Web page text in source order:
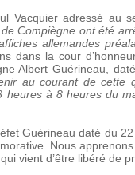
Vacquier adressé au
Compiègne ont été
allemandes
dans la cour
Albert Guérineau,
au courant de
à 8 heures du
Guérineau daté du
Nous
vient d’être libéré de